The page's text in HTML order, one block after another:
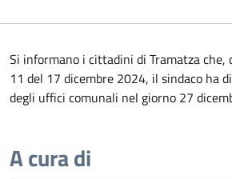
Si informano i cittadini di Tramatza che,
11 del 17 dicembre 2024, il sindaco ha
degli uffici comunali nel giorno 27
A cura di